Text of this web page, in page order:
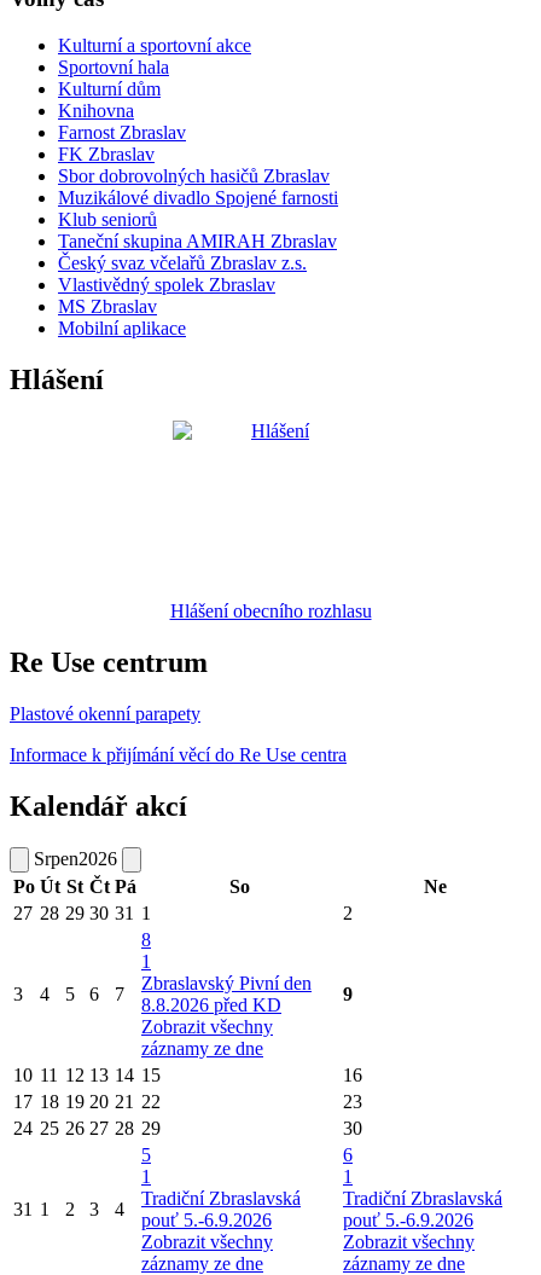
Kulturní a sportovní akce
Sportovní hala
Kulturní dům
Knihovna
Farnost Zbraslav
FK Zbraslav
Sbor dobrovolných hasičů Zbraslav
Muzikálové divadlo Spojené farnosti
Klub seniorů
Taneční skupina AMIRAH Zbraslav
Český svaz včelařů Zbraslav z.s.
Vlastivědný spolek Zbraslav
MS Zbraslav
Mobilní aplikace
Hlášení
Hlášení obecního rozhlasu
Re Use centrum
Plastové okenní parapety
Informace k přijímání věcí do Re Use centra
Kalendář akcí
Srpen2026
Po Út St Čt Pá So
Ne
27 28 29 30 31 1 2
3 4 5 6 7
8
1
Zbraslavský Pivní den
8.8.2026 před KD
Zobrazit všechny
záznamy ze dne
9
10 11 12 13 14 15
16
17 18 19 20 21 22
23
24 25 26 27 28 29 30
31 1 2 3 4
5
1
Tradiční Zbraslavská
pouť 5.-6.9.2026
Zobrazit všechny
záznamy ze dne
6
1
Tradiční Zbraslavská
pouť 5.-6.9.2026
Zobrazit všechny
záznamy ze dne